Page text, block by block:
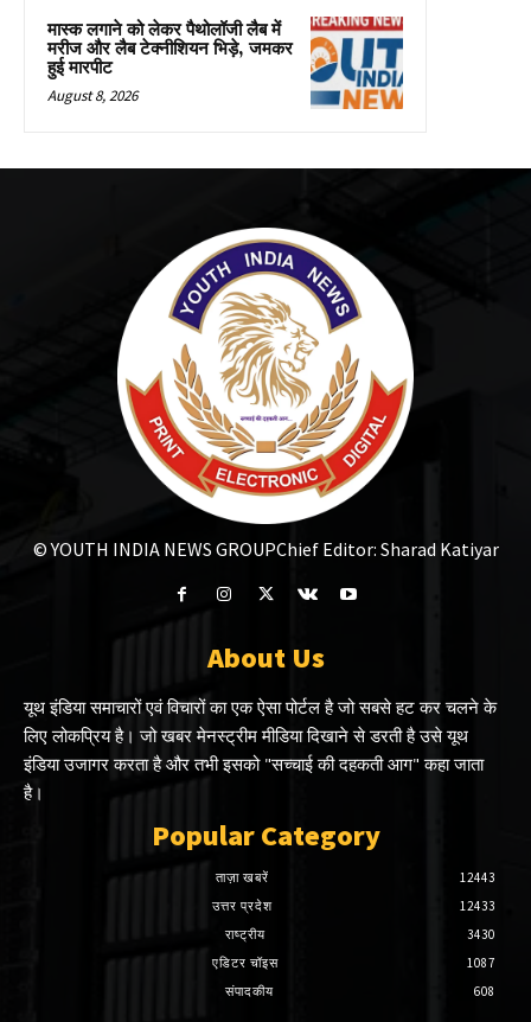
मास्क लगाने को लेकर पैथोलॉजी लैब में
मरीज और लैब टेक्नीशियन भिड़े, जमकर
हुई मारपीट
August 8, 2026
© YOUTH INDIA NEWS GROUPChief Editor: Sharad Katiyar
About Us
यूथ इंडिया समाचारों एवं विचारों का एक ऐसा पोर्टल है जो सबसे हट कर चलने के
लिए लोकप्रिय है। जो खबर मेनस्ट्रीम मीडिया दिखाने से डरती है उसे यूथ
इंडिया उजागर करता है और तभी इसको "सच्चाई की दहकती आग" कहा जाता
है।
Popular Category
ताज़ा खबरें
12443
उत्तर प्रदेश
12433
राष्ट्रीय
3430
एडिटर चॉइस
1087
संपादकीय
608